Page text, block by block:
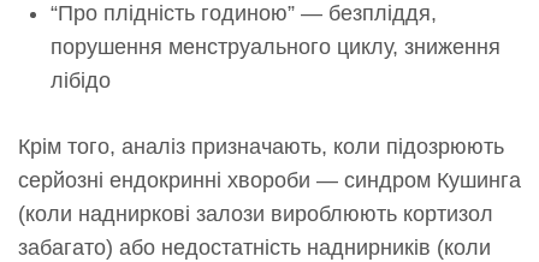
“Про плідність годиною” — безпліддя,
порушення менструального циклу, зниження
лібідо
Крім того, аналіз призначають, коли підозрюють
серйозні ендокринні хвороби — синдром Кушинга
(коли надниркові залози вироблюють кортизол
забагато) або недостатність наднирників (коли